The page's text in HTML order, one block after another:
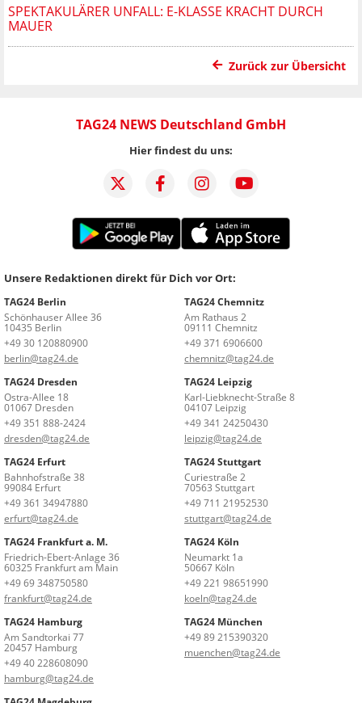
SPEKTAKULÄRER UNFALL: E-KLASSE KRACHT DURCH
MAUER
Zurück zur Übersicht
TAG24 NEWS Deutschland GmbH
Hier findest du uns:
Unsere Redaktionen direkt für Dich vor Ort:
TAG24 Berlin
Schönhauser Allee 36
10435 Berlin
+49 30 120880900
berlin@tag24.de
TAG24 Chemnitz
Am Rathaus 2
09111 Chemnitz
+49 371 6906600
chemnitz@tag24.de
TAG24 Dresden
Ostra-Allee 18
01067 Dresden
+49 351 888-2424
dresden@tag24.de
TAG24 Leipzig
Karl-Liebknecht-Straße 8
04107 Leipzig
+49 341 24250430
leipzig@tag24.de
TAG24 Erfurt
Bahnhofstraße 38
99084 Erfurt
+49 361 34947880
erfurt@tag24.de
TAG24 Stuttgart
Curiestraße 2
70563 Stuttgart
+49 711 21952530
stuttgart@tag24.de
TAG24 Frankfurt a. M.
Friedrich-Ebert-Anlage 36
60325 Frankfurt am Main
+49 69 348750580
frankfurt@tag24.de
TAG24 Köln
Neumarkt 1a
50667 Köln
+49 221 98651990
koeln@tag24.de
TAG24 Hamburg
Am Sandtorkai 77
20457 Hamburg
+49 40 228608090
hamburg@tag24.de
TAG24 München
+49 89 215390320
muenchen@tag24.de